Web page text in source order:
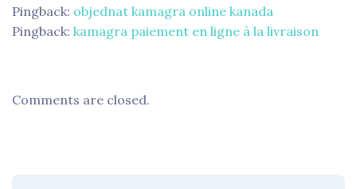
Pingback: objednat kamagra online kanada
Pingback: kamagra paiement en ligne à la livraison
Comments are closed.